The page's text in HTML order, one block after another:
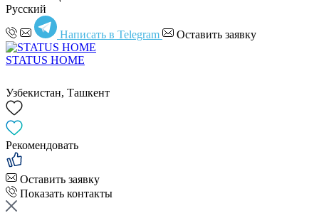
Русский
Написать в Telegram Оставить заявку
STATUS HOME
Узбекистан, Ташкент
Рекомендовать
Оставить заявку
Показать контакты